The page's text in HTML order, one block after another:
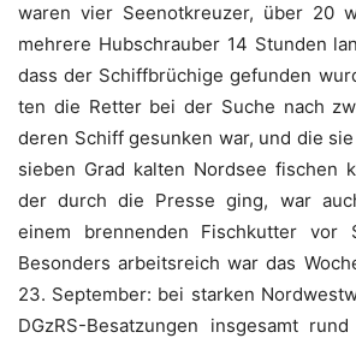
waren vier See­not­kreu­zer, über 20
meh­re­re Hub­schrau­ber 14 Stun­den
dass der Schiff­brü­chi­ge gefun­den
ten die Ret­ter bei der Suche nach
deren Schiff gesun­ken war, und die
sie­ben Grad kal­ten Nord­see fischen
der durch die Pres­se ging, war
einem bren­nen­den Fisch­kut­ter vor
Beson­ders arbeits­reich war das
23. Sep­tem­ber: bei star­ken
DGzRS-Besat­zun­gen ins­ge­samt